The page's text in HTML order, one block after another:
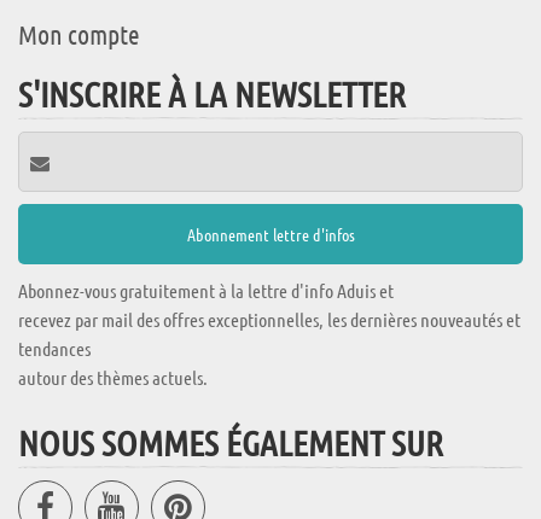
Mon compte
S'INSCRIRE À LA NEWSLETTER
Abonnez-vous gratuitement à la lettre d'info Aduis et
recevez par mail des offres exceptionnelles, les dernières nouveautés et
tendances
autour des thèmes actuels.
NOUS SOMMES ÉGALEMENT SUR